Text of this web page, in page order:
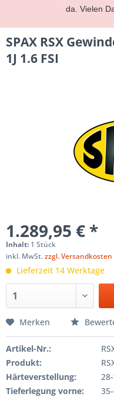
da. Vielen
SPAX RSX
1J 1.6 FSI
1.289,95 € *
Inhalt: 1 Stück
inkl. MwSt.zzgl. Versandkosten
Lieferzeit 14 Werktage
Merken
Artikel-Nr.:
Produkt:
Härteverstellung:
Tieferlegung vorne: